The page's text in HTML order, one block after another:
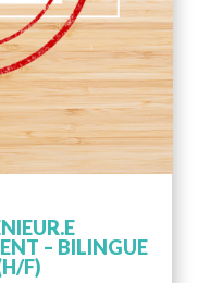
– BILINGUE
F)